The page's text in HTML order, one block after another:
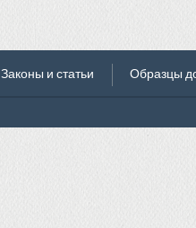
Законы и статьи Образцы